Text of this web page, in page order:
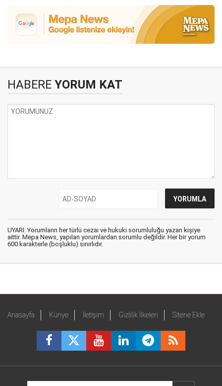
HABERE YORUM KAT
UYARI: Yorumların her türlü cezai ve hukuki sorumluluğu yazan kişiye
aittir. Mepa News, yapılan yorumlardan sorumlu değildir. Her bir yorum
600 karakterle (boşluklu) sınırlıdır.
Anasayfa Künye İletişim Gizlilik İlkeleri Sitene Ekle